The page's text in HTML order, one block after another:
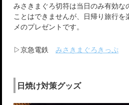
みさきまぐろ切符は当日のみ有効な
ことはできませんが、日帰り旅行を
メのプレゼントです。
▷京急電鉄みさきまぐろきっぷ
日焼け対策グッズ